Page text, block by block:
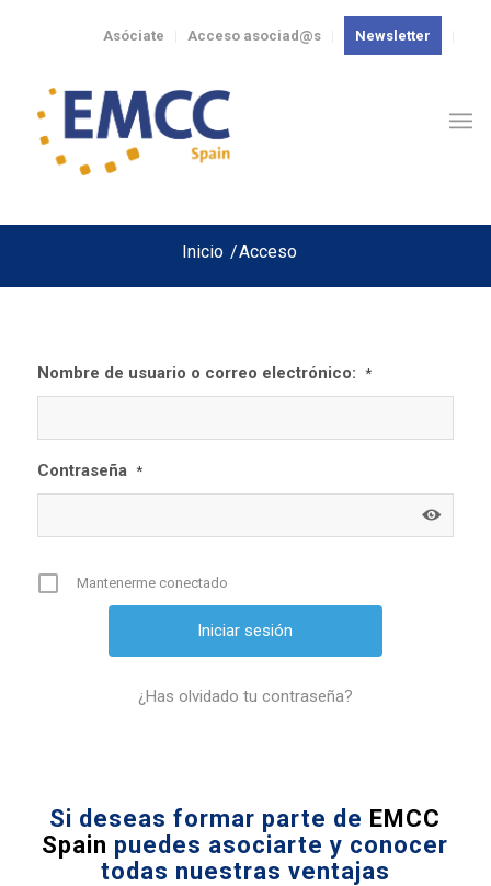
Newsletter
Acceso asociad@s
Asóciate
Inicio /Acceso
Nombre de usuario o correo electrónico: *
Contraseña *
Mantenerme conectado
¿Has olvidado tu contraseña?
Si deseas formar parte de EMCC
Spain puedes asociarte y conocer
todas nuestras ventajas